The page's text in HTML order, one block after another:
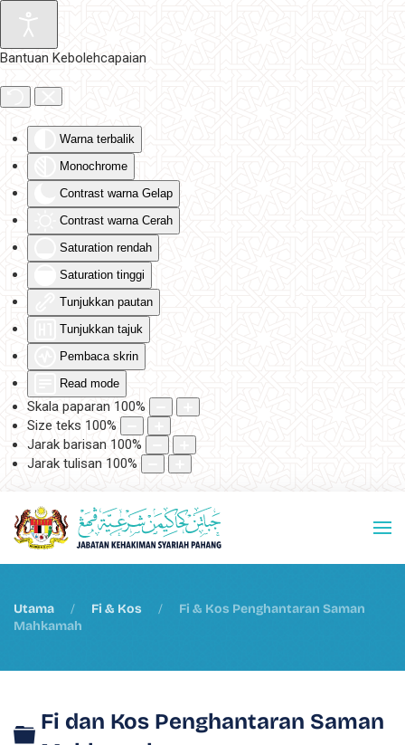
Bantuan Kebolehcapaian
Warna terbalik
Monochrome
Contrast warna Gelap
Contrast warna Cerah
Saturation rendah
Saturation tinggi
Tunjukkan pautan
Tunjukkan tajuk
Pembaca skrin
Read mode
Skala paparan 100%
Size teks 100%
Jarak barisan 100%
Jarak tulisan 100%
Skip to main content
Utama Fi & Kos
Fi & Kos Penghantaran Saman
Mahkamah
Folder
Fi dan Kos Penghantaran Saman